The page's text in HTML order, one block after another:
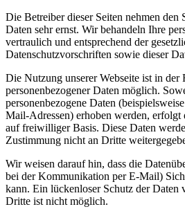
Die Betreiber dieser Seiten nehmen den
Daten sehr ernst. Wir behandeln Ihre
vertraulich und entsprechend der
Datenschutzvorschriften sowie dieser
Die Nutzung unserer Webseite ist in der
personenbezogener Daten möglich.
personenbezogene Daten
Mail-Adressen) erhoben werden, erfolgt
auf freiwilliger Basis. Diese Daten
Zustimmung nicht an Dritte
Wir weisen darauf hin, dass die
bei der Kommunikation per E-Mail)
kann. Ein lückenloser Schutz der Daten
Dritte ist nicht möglich.